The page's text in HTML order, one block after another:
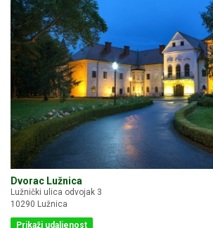
Dvorac Lužnica
Lužnički ulica odvojak 3
10290 Lužnica
Prikaži udaljenost